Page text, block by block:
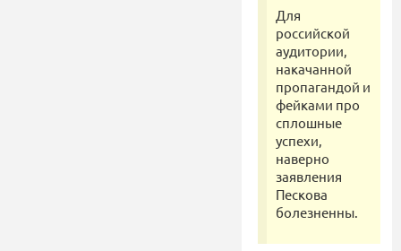
Для
российской
аудитории,
накачанной
пропагандой и
фейками про
сплошные
успехи,
наверно
заявления
Пескова
болезненны.